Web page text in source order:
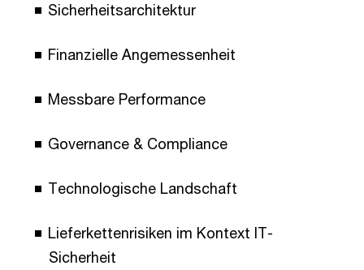
Sicherheitsarchitektur
Finanzielle Angemessenheit
Messbare Performance
Governance & Compliance
Technologische Landschaft
Lieferkettenrisiken im Kontext IT-
Sicherheit